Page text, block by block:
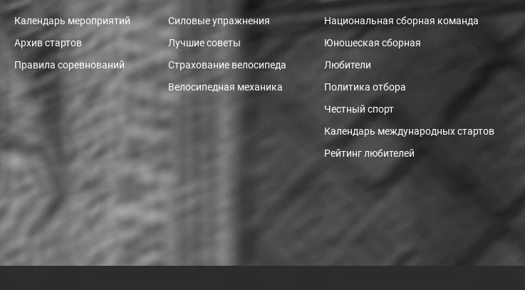
Календарь мероприятий
Архив стартов
Правила соревнований
Силовые упражнения
Лучшие советы
Страхование велосипеда
Велосипедная механика
Национальная сборная команда
Юношеская сборная
Любители
Политика отбора
Честный спорт
Календарь международных стартов
Рейтинг любителей